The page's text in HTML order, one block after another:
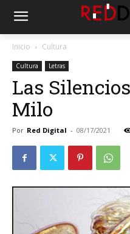
Inicio Cultura
Cultura Letras
Las
Milo
Por Red Digital - 08/17/2021